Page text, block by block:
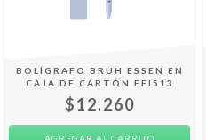
BOLÍGRAFO BRUH ESSEN EN
CAJA DE CARTÓN EFI513
$12.260